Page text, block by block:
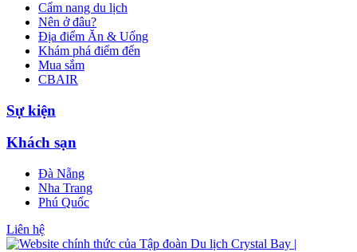
Cẩm nang du lịch
Nên ở đâu?
Địa điểm Ăn & Uống
Khám phá điểm đến
Mua sắm
CBAIR
Sự kiện
Khách sạn
Đà Nẵng
Nha Trang
Phú Quốc
Liên hệ